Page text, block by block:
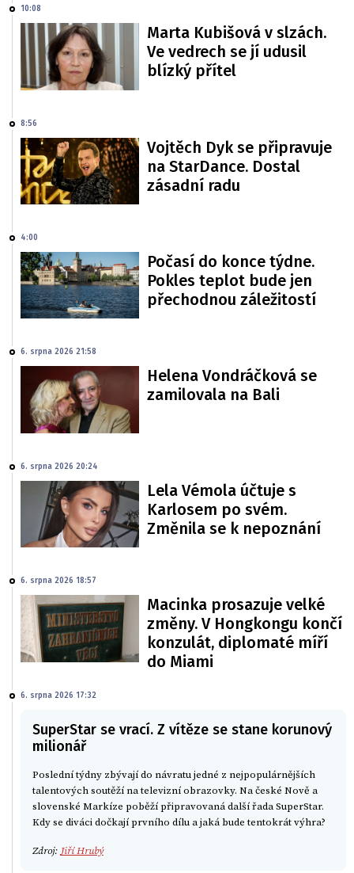
10:08
Marta Kubišová v slzách.
Ve vedrech se jí udusil
blízký přítel
8:56
Vojtěch Dyk se připravuje
na StarDance. Dostal
zásadní radu
4:00
Počasí do konce týdne.
Pokles teplot bude jen
přechodnou záležitostí
6. srpna 2026 21:58
Helena Vondráčková se
zamilovala na Bali
6. srpna 2026 20:24
Lela Vémola účtuje s
Karlosem po svém.
Změnila se k nepoznání
6. srpna 2026 18:57
Macinka prosazuje velké
změny. V Hongkongu končí
konzulát, diplomaté míří
do Miami
6. srpna 2026 17:32
SuperStar se vrací. Z vítěze se stane korunový
milionář
Poslední týdny zbývají do návratu jedné z nejpopulárnějších
talentových soutěží na televizní obrazovky. Na české Nově a
slovenské Markíze poběží připravovaná další řada SuperStar.
Kdy se diváci dočkají prvního dílu a jaká bude tentokrát výhra?
Zdroj: Jiří Hrubý